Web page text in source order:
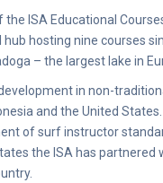
ISA Educational
hosting nine courses
– the largest lake in
in non-
and the United
of surf instructor
the ISA has partnered